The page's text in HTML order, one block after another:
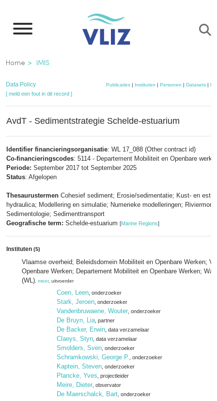
naar
inhoud
gaan
Kruimelpad
Home IMIS
Data Policy Publicaties| Instituten | Personen | Datasets|
[ meld een fout in dit record ]
AvdT - Sedimentstrategie Schelde-estuarium
Identifier financieringsorganisatie: WL 17_088 (Other contract id)
Co-financieringscodes: 5114 - Departement Mobiliteit en Openbare
Periode: September 2017 tot September 2025
Status: Afgelopen
Thesaurustermen Cohesief sediment; Erosie/sedimentatie; Kust- en
hydraulica; Modellering en simulatie; Numerieke modelleringen;
Sedimentologie; Sedimenttransport
Geografische term: Schelde-estuarium [Marine Regions]
Instituten (5)
Vlaamse overheid; Beleidsdomein Mobiliteit en Openbare Werken;
Openbare Werken; Departement Mobiliteit en Openbare Werken;
(WL) meer, uitvoerder
Coen, Leen , onderzoeker
Stark, Jeroen , onderzoeker
Vandenbruwaene, Wouter , onderzoeker
De Bruyn, Lia , partner
De Backer, Erwin , data verzamelaar
Claeys, Styn , data verzamelaar
Smolders, Sven , onderzoeker
Schramkowski, George P. , onderzoeker
Kaptein, Steven , onderzoeker
Plancke, Yves , projectleider
Meire, Dieter , observator
De Maerschalck, Bart , onderzoeker